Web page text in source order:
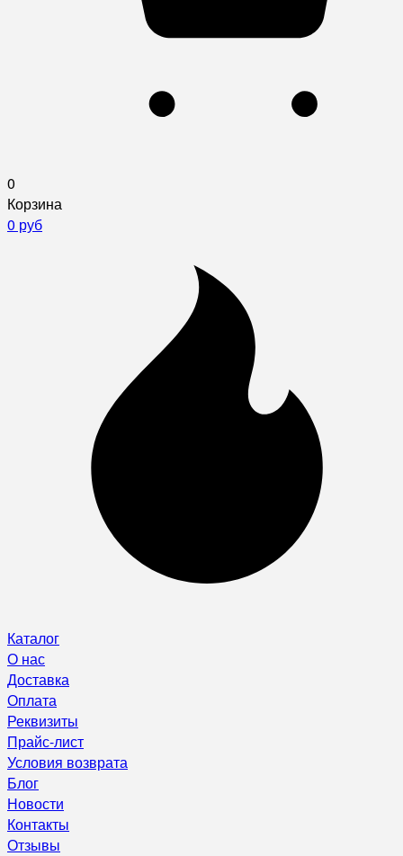
0
Корзина
0 руб
Каталог
О нас
Доставка
Оплата
Реквизиты
Прайс-лист
Условия возврата
Блог
Новости
Контакты
Отзывы